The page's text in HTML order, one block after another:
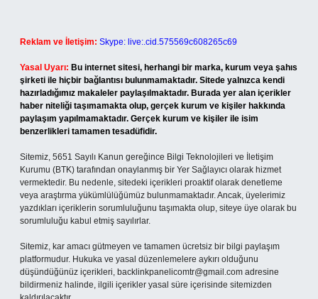
Reklam ve İletişim: Skype: live:.cid.575569c608265c69
Yasal Uyarı: Bu internet sitesi, herhangi bir marka, kurum veya şahıs
şirketi ile hiçbir bağlantısı bulunmamaktadır. Sitede yalnızca kendi
hazırladığımız makaleler paylaşılmaktadır. Burada yer alan içerikler
haber niteliği taşımamakta olup, gerçek kurum ve kişiler hakkında
paylaşım yapılmamaktadır. Gerçek kurum ve kişiler ile isim
benzerlikleri tamamen tesadüfidir.
Sitemiz, 5651 Sayılı Kanun gereğince Bilgi Teknolojileri ve İletişim
Kurumu (BTK) tarafından onaylanmış bir Yer Sağlayıcı olarak hizmet
vermektedir. Bu nedenle, sitedeki içerikleri proaktif olarak denetleme
veya araştırma yükümlülüğümüz bulunmamaktadır. Ancak, üyelerimiz
yazdıkları içeriklerin sorumluluğunu taşımakta olup, siteye üye olarak bu
sorumluluğu kabul etmiş sayılırlar.
Sitemiz, kar amacı gütmeyen ve tamamen ücretsiz bir bilgi paylaşım
platformudur. Hukuka ve yasal düzenlemelere aykırı olduğunu
düşündüğünüz içerikleri, backlinkpanelicomtr@gmail.com adresine
bildirmeniz halinde, ilgili içerikler yasal süre içerisinde sitemizden